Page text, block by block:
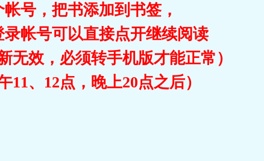
号，把书添加到书签，
帐号可以直接点开继续阅读
无效，必须转手机版才能正常）
11、12点，晚上20点之后）